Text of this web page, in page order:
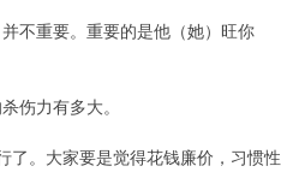
不重要。重要的是他（她）旺你
伤力有多大。
了。大家要是觉得花钱廉价，习惯性